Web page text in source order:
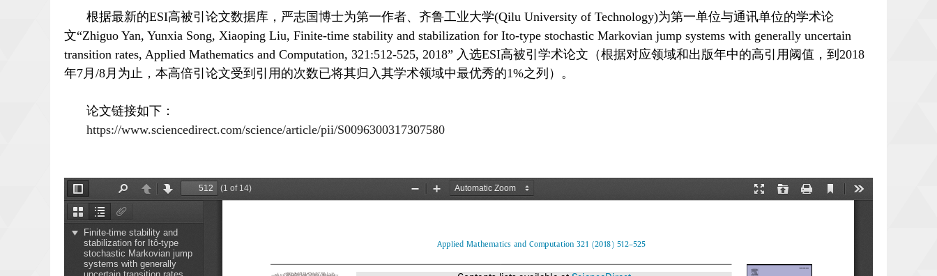
根据最新的ESI高被引论文数据库，严志国博士为第一作者、齐鲁工业大学(Qilu University of Technology)为第一单位与通讯单位的学术论
文“Zhiguo Yan, Yunxia Song, Xiaoping Liu, Finite-time stability and stabilization for Ito-type stochastic Markovian jump systems with generally uncertain
transition rates, Applied Mathematics and Computation, 321:512-525, 2018” 入选ESI高被引学术论文 （根据对应领域和出版年中的高引用阈值，到 2018
年7月/8月为止，本高倍引论文受到引用的次数已将其归入其学术领域中最优秀的1%之列 ） 。
论文链接如下：
https://www.sciencedirect.com/science/article/pii/S0096300317307580